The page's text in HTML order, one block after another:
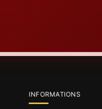
INFORMATIONS